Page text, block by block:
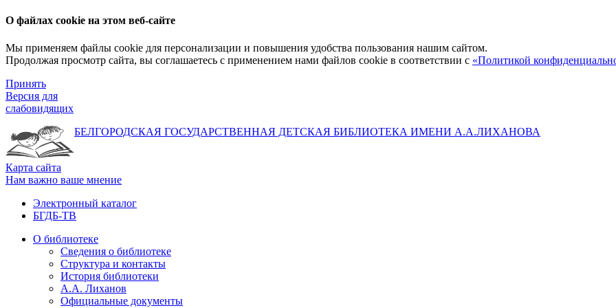
О файлах cookie на этом веб-сайте
Мы применяем файлы cookie для персонализации и повышения удобства пользования нашим сайтом.
Продолжая просмотр сайта, вы соглашаетесь с применением нами файлов cookie в соответствии с «Политикой
Принять
Версия для
слабовидящих
БЕЛГОРОДСКАЯ ГОСУДАРСТВЕННАЯ ДЕТСКАЯ БИБЛИОТЕКА ИМЕНИ А.А.ЛИХАНОВА
Карта сайта
Нам важно ваше мнение
Электронный каталог
БГДБ-ТВ
О библиотеке
Сведения о библиотеке
Структура и контакты
История библиотеки
А.А. Лиханов
Официальные документы